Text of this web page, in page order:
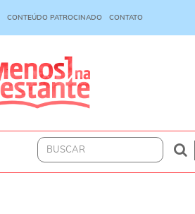
CONTEÚDO PATROCINADO CONTATO